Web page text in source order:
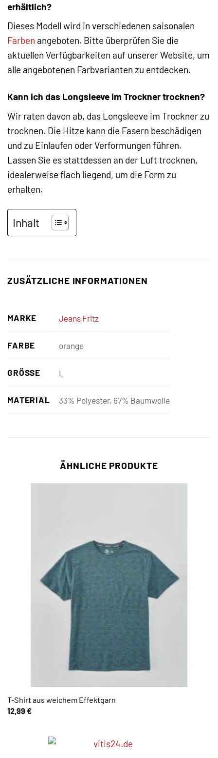
erhältlich?
Dieses Modell wird in verschiedenen saisonalen
Farben angeboten. Bitte überprüfen Sie die
aktuellen Verfügbarkeiten auf unserer Website, um
alle angebotenen Farbvarianten zu entdecken.
Kann ich das Longsleeve im Trockner trocknen?
Wir raten davon ab, das Longsleeve im Trockner zu
trocknen. Die Hitze kann die Fasern beschädigen
und zu Einlaufen oder Verformungen führen.
Lassen Sie es stattdessen an der Luft trocknen,
idealerweise flach liegend, um die Form zu
erhalten.
Inhalt
ZUSÄTZLICHE INFORMATIONEN
MARKE Jeans Fritz
FARBE orange
GRÖSSE L
MATERIAL 33% Polyester, 67% Baumwolle
ÄHNLICHE PRODUKTE
T-Shirt aus weichem Effektgarn
12,99 €